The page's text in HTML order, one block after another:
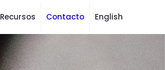
Recursos Contacto English